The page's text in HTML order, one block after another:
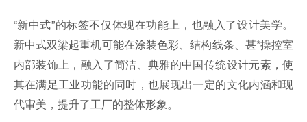
“新中式”的标签不仅体现在功能上，也融入了设计美学。
新中式双梁起重机可能在涂装色彩、结构线条、甚*操控室
内部装饰上，融入了简洁、典雅的中国传统设计元素，使
其在满足工业功能的同时，也展现出一定的文化内涵和现
代审美，提升了工厂的整体形象。